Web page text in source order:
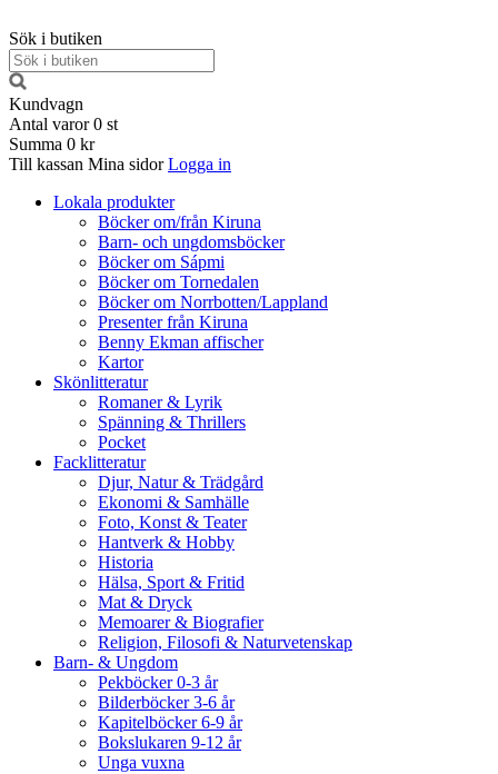
Sök i butiken
Kundvagn
Antal varor 0 st
Summa 0 kr
Till kassan Mina sidor Logga in
Lokala produkter
Böcker om/från Kiruna
Barn- och ungdomsböcker
Böcker om Sápmi
Böcker om Tornedalen
Böcker om Norrbotten/Lappland
Presenter från Kiruna
Benny Ekman affischer
Kartor
Skönlitteratur
Romaner & Lyrik
Spänning & Thrillers
Pocket
Facklitteratur
Djur, Natur & Trädgård
Ekonomi & Samhälle
Foto, Konst & Teater
Hantverk & Hobby
Historia
Hälsa, Sport & Fritid
Mat & Dryck
Memoarer & Biografier
Religion, Filosofi & Naturvetenskap
Barn- & Ungdom
Pekböcker 0-3 år
Bilderböcker 3-6 år
Kapitelböcker 6-9 år
Bokslukaren 9-12 år
Unga vuxna